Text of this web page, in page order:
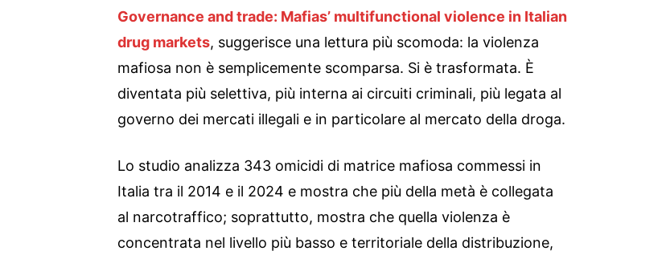
Governance and trade: Mafias’ multifunctional violence in Italian
drug markets, suggerisce una lettura più scomoda: la violenza
mafiosa non è semplicemente scomparsa. Si è trasformata. È
diventata più selettiva, più interna ai circuiti criminali, più legata al
governo dei mercati illegali e in particolare al mercato della droga.
Lo studio analizza 343 omicidi di matrice mafiosa commessi in
Italia tra il 2014 e il 2024 e mostra che più della metà è collegata
al narcotraffico; soprattutto, mostra che quella violenza è
concentrata nel livello più basso e territoriale della distribuzione,